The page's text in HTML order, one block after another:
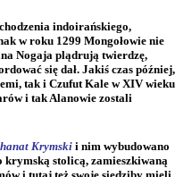
indoirańskiego,
w roku 1299 Mongołowie nie
Nogaja plądrują twierdzę,
się dał. Jakiś czas później,
tak i Czufut Kale w XIV wieku
i tak Alanowie zostali
Krymskii nim wybudowano
krymską stolicą, zamieszkiwaną